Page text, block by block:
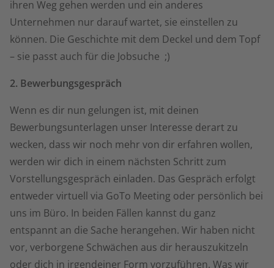
ihren Weg gehen werden und ein anderes
Unternehmen nur darauf wartet, sie einstellen zu
können. Die Geschichte mit dem Deckel und dem Topf
– sie passt auch für die Jobsuche ;)
2. Bewerbungsgespräch
Wenn es dir nun gelungen ist, mit deinen
Bewerbungsunterlagen unser Interesse derart zu
wecken, dass wir noch mehr von dir erfahren wollen,
werden wir dich in einem nächsten Schritt zum
Vorstellungsgespräch einladen. Das Gespräch erfolgt
entweder virtuell via GoTo Meeting oder persönlich bei
uns im Büro. In beiden Fällen kannst du ganz
entspannt an die Sache herangehen. Wir haben nicht
vor, verborgene Schwächen aus dir herauszukitzeln
oder dich in irgendeiner Form vorzuführen. Was wir